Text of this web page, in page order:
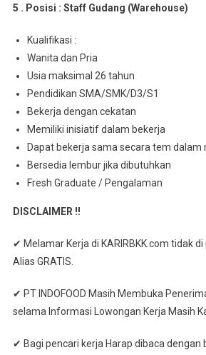
5 . Posisi : Staff Gudang (Warehouse)
Kualifikasi :
Wanita dan Pria
Usia maksimal 26 tahun
Pendidikan SMA/SMK/D3/S1
Bekerja dengan cekatan
Memiliki inisiatif dalam bekerja
Dapat bekerja sama secara tem
Bersedia lembur jika dibutuhkan
Fresh Graduate / Pengalaman
DISCLAIMER !!
✔ Melamar Kerja di KARIRBKK.com tidak
Alias GRATIS.
✔ PT INDOFOOD Masih Membuka
selama Informasi Lowongan Kerja Masih
✔ Bagi pencari kerja Harap dibaca dengan